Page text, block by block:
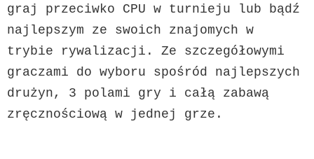
graj przeciwko CPU w turnieju lub bądź
najlepszym ze swoich znajomych w
trybie rywalizacji. Ze szczegółowymi
graczami do wyboru spośród najlepszych
drużyn, 3 polami gry i całą zabawą
zręcznościową w jednej grze.